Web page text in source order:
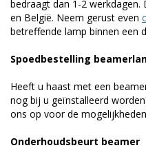
bedraagt dan 1-2
en België. Neem gerust even
betreffende lamp binnen een
Spoedbestelling
Heeft u haast met een
nog bij u geïnstalleerd
ons op voor de
Onderhoudsbeurt beamer